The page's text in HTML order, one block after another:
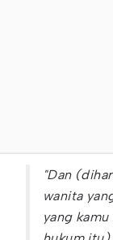
"Dan
wanita
yang